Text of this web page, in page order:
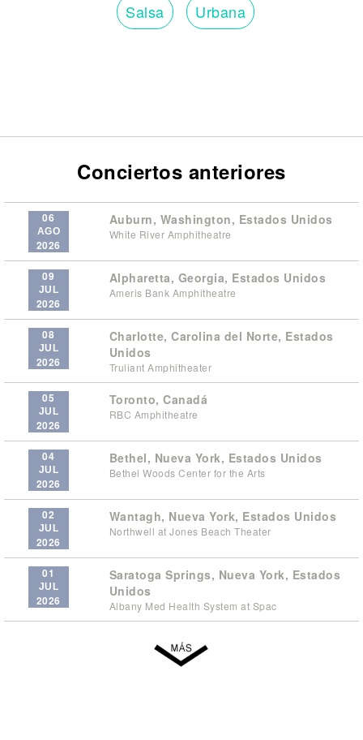
Salsa Urbana
Conciertos anteriores
06
AGO
2026
Auburn, Washington, Estados Unidos
White River Amphitheatre
09
JUL
2026
Alpharetta, Georgia, Estados Unidos
Ameris Bank Amphitheatre
08
JUL
2026
Charlotte, Carolina del Norte, Estados
Unidos
Truliant Amphitheater
05
JUL
2026
Toronto, Canadá
RBC Amphitheatre
04
JUL
2026
Bethel, Nueva York, Estados Unidos
Bethel Woods Center for the Arts
02
JUL
2026
Wantagh, Nueva York, Estados Unidos
Northwell at Jones Beach Theater
01
JUL
2026
Saratoga Springs, Nueva York, Estados
Unidos
Albany Med Health System at Spac